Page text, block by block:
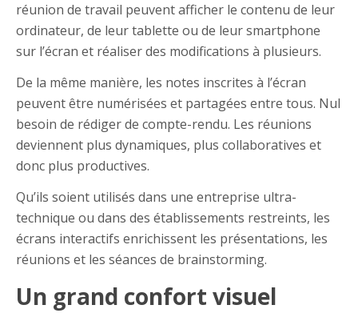
réunion de travail peuvent afficher le contenu de leur
ordinateur, de leur tablette ou de leur smartphone
sur l’écran et réaliser des modifications à plusieurs.
De la même manière, les notes inscrites à l’écran
peuvent être numérisées et partagées entre tous. Nul
besoin de rédiger de compte-rendu. Les réunions
deviennent plus dynamiques, plus collaboratives et
donc plus productives.
Qu’ils soient utilisés dans une entreprise ultra-
technique ou dans des établissements restreints, les
écrans interactifs enrichissent les présentations, les
réunions et les séances de brainstorming.
Un grand confort visuel